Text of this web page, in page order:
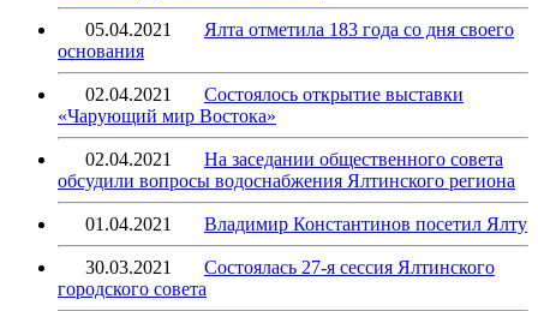
05.04.2021
Ялта отметила 183 года со дня своего
основания
02.04.2021
Состоялось открытие выставки
«Чарующий мир Востока»
02.04.2021
На заседании общественного совета
обсудили вопросы водоснабжения Ялтинского региона
01.04.2021 Владимир Константинов посетил Ялту
30.03.2021
Состоялась 27-я сессия Ялтинского
городского совета